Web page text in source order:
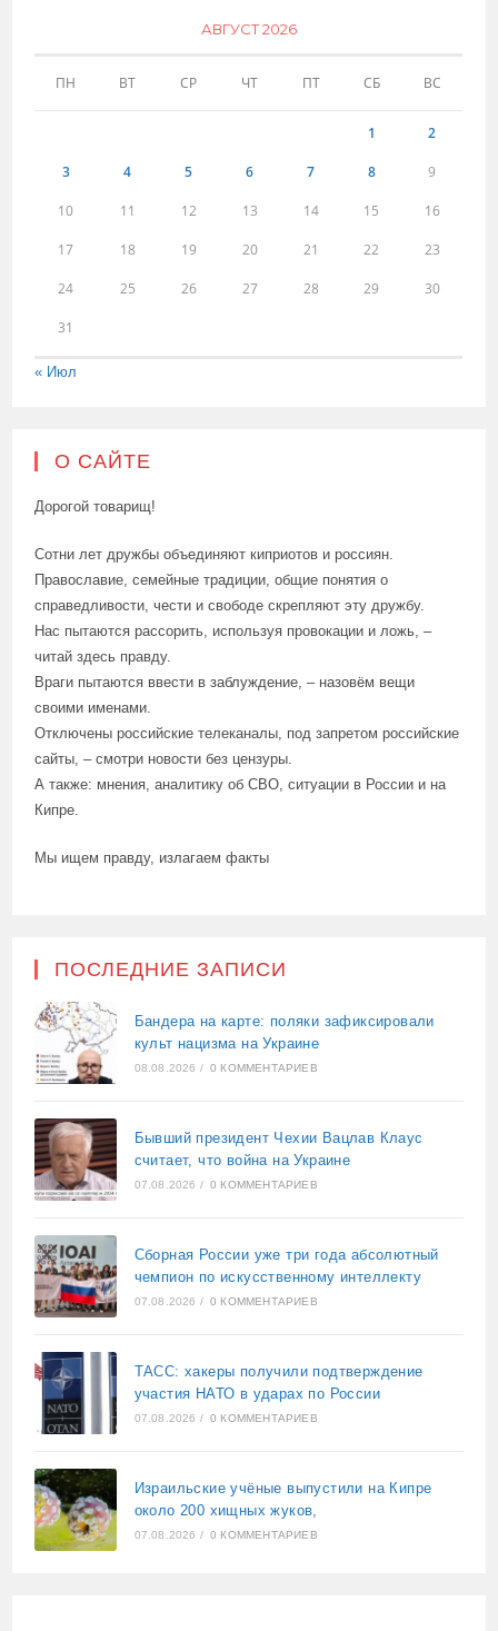
АВГУСТ 2026
ПН ВТ СР ЧТ ПТ СБ ВС
1 2
3 4 5 6 7 8 9
10 11 12 13 14 15 16
17 18 19 20 21 22 23
24 25 26 27 28 29 30
31
« Июл
О САЙТЕ
Дорогой товарищ!
Сотни лет дружбы объединяют киприотов и россиян.
Православие, семейные традиции, общие понятия о
справедливости, чести и свободе скрепляют эту дружбу.
Нас пытаются рассорить, используя провокации и ложь, –
читай здесь правду.
Враги пытаются ввести в заблуждение, – назовём вещи
своими именами.
Отключены российские телеканалы, под запретом российские
сайты, – смотри новости без цензуры.
А также: мнения, аналитику об СВО, ситуации в России и на
Кипре.
Мы ищем правду, излагаем факты
ПОСЛЕДНИЕ ЗАПИСИ
Бандера на карте: поляки зафиксировали
культ нацизма на Украине
08.08.2026 / 0 КОММЕНТАРИЕВ
Бывший президент Чехии Вацлав Клаус
считает, что война на Украине
07.08.2026 / 0 КОММЕНТАРИЕВ
Сборная России уже три года абсолютный
чемпион по искусственному интеллекту
07.08.2026 / 0 КОММЕНТАРИЕВ
ТАСС: хакеры получили подтверждение
участия НАТО в ударах по России
07.08.2026 / 0 КОММЕНТАРИЕВ
Израильские учёные выпустили на Кипре
около 200 хищных жуков,
07.08.2026 / 0 КОММЕНТАРИЕВ